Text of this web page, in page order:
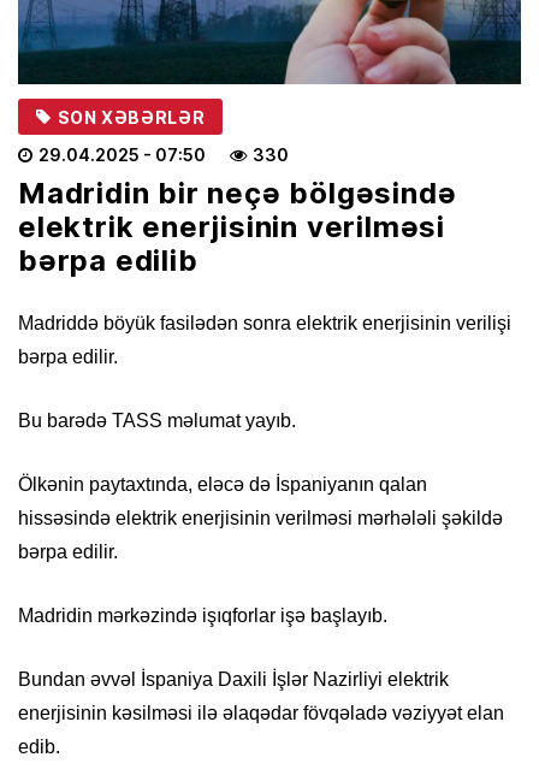
SON XƏBƏRLƏR
29.04.2025 - 07:50 330
Madridin bir neçə bölgəsində
elektrik enerjisinin verilməsi
bərpa edilib
Madriddə böyük fasilədən sonra elektrik enerjisinin verilişi
bərpa edilir.
Bu barədə TASS məlumat yayıb.
Ölkənin paytaxtında, eləcə də İspaniyanın qalan
hissəsində elektrik enerjisinin verilməsi mərhələli şəkildə
bərpa edilir.
Madridin mərkəzində işıqforlar işə başlayıb.
Bundan əvvəl İspaniya Daxili İşlər Nazirliyi elektrik
enerjisinin kəsilməsi ilə əlaqədar fövqəladə vəziyyət elan
edib.